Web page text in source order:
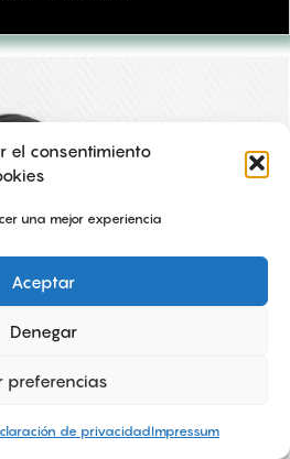
el consentimiento
una mejor experiencia
Aceptar
Denegar
preferencias
de privacidadImpressum